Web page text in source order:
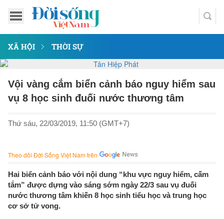
XÃ HỘI THỜI SỰ
Vội vàng cắm biển cảnh báo nguy hiểm sau
vụ 8 học sinh đuối nước thương tâm
Thứ sáu, 22/03/2019, 11:50 (GMT+7)
Theo dõi Đời Sống Việt Nam trên
Hai biển cảnh báo với nội dung “khu vực nguy hiểm, cấm
tắm” được dựng vào sáng sớm ngày 22/3 sau vụ đuối
nước thương tâm khiến 8 học sinh tiểu học và trung học
cơ sở tử vong.